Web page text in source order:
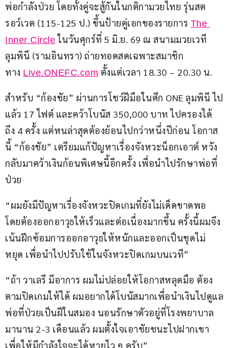
พ่อกำลังป่วย โดยทั้งคู่จะสู้กันในกติกามวยไทย รุ่นสต
รอว์เวต (115-125 ป.) ขึ้นป้ายคู่เอกของรายการ The
Inner Circle ในวันศุกร์ที่ 5 มิ.ย. 69 ณ สนามมวยเวที
ลุมพินี (รามอินทรา) ถ่ายทอดสดเฉพาะสมาชิก
ทาง Live.ONEFC.com ตั้งแต่เวลา 18.30 – 20.30 น.
สำหรับ “ก้องชัย” ผ่านการโชว์ฝีมือในศึก ONE ลุมพินี ไป
แล้ว 17 ไฟต์ และคว้าโบนัส 350,000 บาท ไปครองได้
ถึง 4 ครั้ง แต่หนล่าสุดต้องย้อนไปกว่าหนึ่งปีก่อน โอกาส
นี้ “ก้องชัย” เตรียมแก้ปัญหาเรื่องจังหวะน็อกเอาต์ หวัง
กลับมาคว้าเงินก้อนพิเศษนี้อีกครั้ง เพื่อนำไปรักษาพ่อที่
ป่วย
“ผมยังมีปัญหาเรื่องจังหวะปิดเกมที่ยังไม่เด็ดขาดพอ
โดยต้องออกอาวุธให้เร็วและต่อเนื่องมากขึ้น ครั้งนี้ผมจึง
เน้นฝึกซ้อมการออกอาวุธให้หนักและออกเป็นชุดไม่
หยุด เพื่อนำไปปรับใช้ในจังหวะปิดเกมบนเวที”
“ถ้า วาเลรี มีอาการ ผมไม่ปล่อยให้โอกาสหลุดมือ ต้อง
ตามปิดเกมให้ได้ ผมอยากได้โบนัสมากเพื่อนำเงินไปดูแล
พ่อที่ป่วยเป็นฝีในสมอง นอนรักษาตัวอยู่ที่โรงพยาบาล
มานาน 2-3 เดือนแล้ว ผมตั้งใจเอาชัยชนะไปฝากเขา
เพื่อให้มีกำลังใจจะได้หายไว ๆ ครับ”